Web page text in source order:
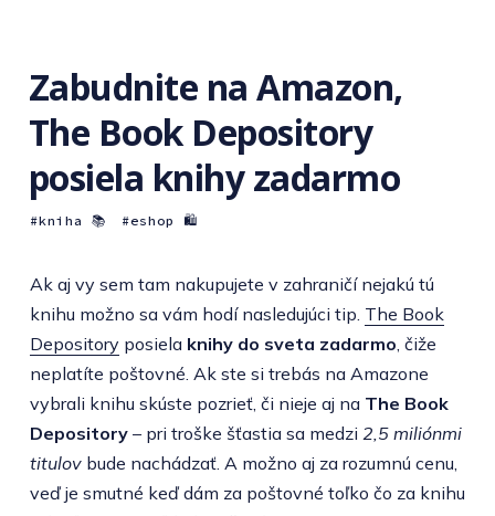
Zabudnite na Amazon,
The Book Depository
posiela knihy zadarmo
kniha 📚 eshop 🛍
Ak aj vy sem tam nakupujete v zahraničí nejakú tú
knihu možno sa vám hodí nasledujúci tip. The Book
Depository posiela knihy do sveta zadarmo , čiže
neplatíte poštovné. Ak ste si trebás na Amazone
vybrali knihu skúste pozrieť, či nieje aj na The Book
Depository– pri troške šťastia sa medzi 2,5 miliónmi
titulovbude nachádzať. A možno aj za rozumnú cenu,
veď je smutné keď dám za poštovné toľko čo za knihu